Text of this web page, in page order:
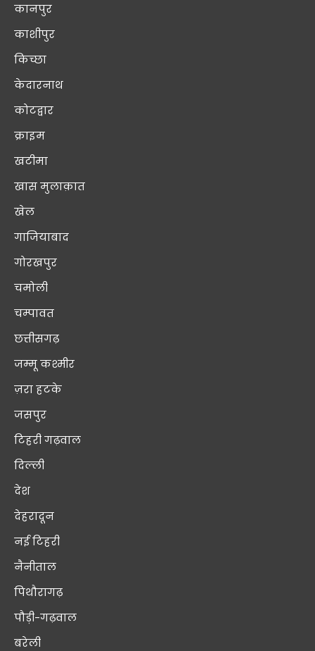
कानपुर
काशीपुर
किच्छा
केदारनाथ
कोटद्वार
क्राइम
खटीमा
खास मुलाक़ात
खेल
गाजियाबाद
गोरखपुर
चमोली
चम्पावत
छत्तीसगढ़
जम्मू कश्मीर
ज़रा हटके
जसपुर
टिहरी गढ़वाल
दिल्ली
देश
देहरादून
नई टिहरी
नैनीताल
पिथौरागढ़
पौड़ी-गढ़वाल
बरेली